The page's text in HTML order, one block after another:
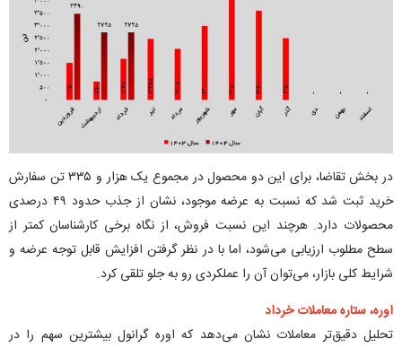
در بخش تقاضا، برای این دو محصول در مجموع یک هزار و ۳۳۵ تن سفارش
خرید ثبت شد که نسبت به عرضه موجود، نشان از جذب حدود ۴۹ درصدی
محصولات دارد. هرچند این نسبت فروش، از نگاه برخی کارشناسان کمتر از
سطح مطلوب ارزیابی می‌شود، اما با در نظر گرفتن افزایش قابل توجه عرضه و
شرایط کلی بازار، می‌توان آن را عملکردی رو به جلو تلقی کرد.
اوره، ستاره معاملات خرداد
تحلیل دقیق‌تر معاملات نشان می‌دهد که اوره گرانول بیشترین سهم را در